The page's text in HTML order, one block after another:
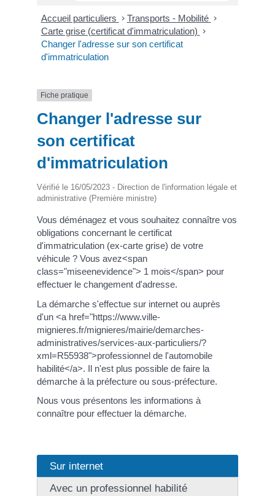
Accueil particuliers > Transports - Mobilité >
Carte grise (certificat d'immatriculation) >
Changer l'adresse sur son certificat
d'immatriculation
Fiche pratique
Changer l'adresse sur
son certificat
d'immatriculation
Vérifié le 16/05/2023 - Direction de l'information légale et
administrative (Première ministre)
Vous déménagez et vous souhaitez connaître vos
obligations concernant le certificat
d'immatriculation (ex-carte grise) de votre
véhicule ? Vous avez<span
class="miseenevidence"> 1 mois</span> pour
effectuer le changement d'adresse.
La démarche s'effectue sur internet ou auprès
d'un <a href="https://www.ville-
mignieres.fr/mignieres/mairie/demarches-
administratives/services-aux-particuliers/?
xml=R55938">professionnel de l'automobile
habilité</a>. Il n'est plus possible de faire la
démarche à la préfecture ou sous-préfecture.
Nous vous présentons les informations à
connaître pour effectuer la démarche.
Sur internet
Avec un professionnel habilité